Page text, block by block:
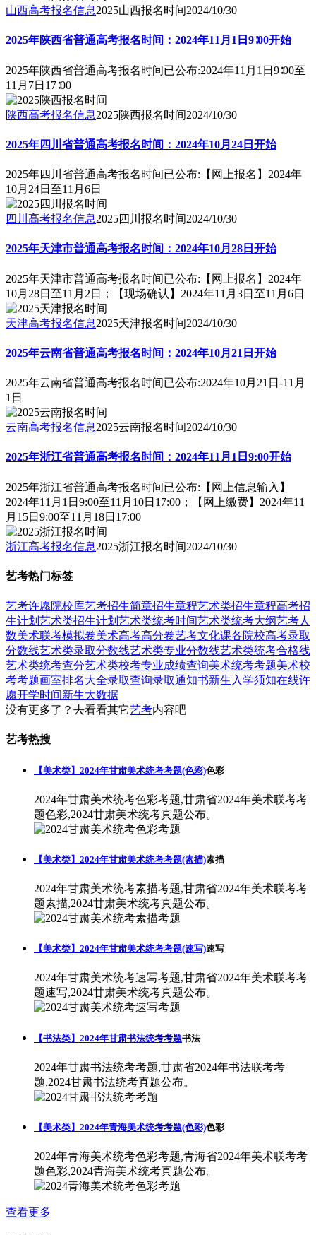
山西高考报名信息2025山西报名时间2024/10/30
2025年陕西省普通高考报名时间：2024年11月1日9∶00开始
2025年陕西省普通高考报名时间已公布:2024年11月1日9∶00至
11月7日17∶00
陕西高考报名信息2025陕西报名时间2024/10/30
2025年四川省普通高考报名时间：2024年10月24日开始
2025年四川省普通高考报名时间已公布:【网上报名】2024年
10月24日至11月6日
四川高考报名信息2025四川报名时间2024/10/30
2025年天津市普通高考报名时间：2024年10月28日开始
2025年天津市普通高考报名时间已公布:【网上报名】2024年
10月28日至11月2日；【现场确认】2024年11月3日至11月6日
天津高考报名信息2025天津报名时间2024/10/30
2025年云南省普通高考报名时间：2024年10月21日开始
2025年云南省普通高考报名时间已公布:2024年10月21日-11月
1日
云南高考报名信息2025云南报名时间2024/10/30
2025年浙江省普通高考报名时间：2024年11月1日9:00开始
2025年浙江省普通高考报名时间已公布:【网上信息输入】
2024年11月1日9:00至11月10日17:00；【网上缴费】2024年11
月15日9:00至11月18日17:00
浙江高考报名信息2025浙江报名时间2024/10/30
艺考热门标签
艺考许愿院校库艺考招生简章招生章程艺术类招生章程高考招
生计划 艺术类招生计划 艺术类统考时间艺术类统考大纲艺考人
数美术联考模拟卷美术高考高分卷艺考文化课各院校高考录取
分数线艺术类录取分数线艺术类专业分数线艺术类统考合格线
艺术类统考查分艺术类校考专业成绩查询美术统考考题美术校
考考题画室排名大全录取查询录取通知书新生入学须知在线许
愿开学时间新生大数据
没有更多了？去看看其它艺考内容吧
艺考热搜
【美术类】2024年甘肃美术统考考题(色彩)色彩
2024年甘肃美术统考色彩考题,甘肃省2024年美术联考考
题色彩,2024甘肃美术统考真题公布。
【美术类】2024年甘肃美术统考考题(素描)素描
2024年甘肃美术统考素描考题,甘肃省2024年美术联考考
题素描,2024甘肃美术统考真题公布。
【美术类】2024年甘肃美术统考考题(速写)速写
2024年甘肃美术统考速写考题,甘肃省2024年美术联考考
题速写,2024甘肃美术统考真题公布。
【书法类】2024年甘肃书法统考考题书法
2024年甘肃书法统考考题,甘肃省2024年书法联考考
题,2024甘肃书法统考真题公布。
【美术类】2024年青海美术统考考题(色彩)色彩
2024年青海美术统考色彩考题,青海省2024年美术联考考
题色彩,2024青海美术统考真题公布。
查看更多